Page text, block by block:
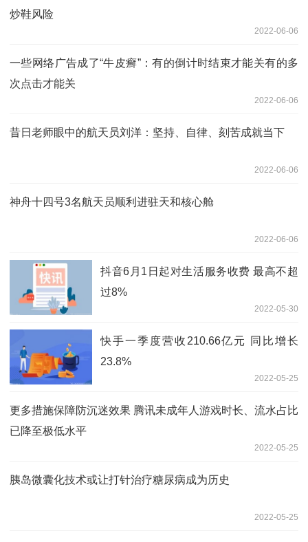
炒鞋风险
2022-06-06
一些网络广告成了“牛皮癣”：有的倒计时结束才能关有的多
次点击才能关
2022-06-06
昔日老师眼中的航天员刘洋：坚持、自律、刻苦成就当下
2022-06-06
神舟十四号3名航天员顺利进驻天和核心舱
2022-06-06
抖音6月1日起对生活服务收费 最高不超
过8%
2022-05-30
快手一季度营收210.66亿元 同比增长
23.8%
2022-05-25
更多措施保障防沉迷效果 腾讯未成年人游戏时长、流水占比
已降至极低水平
2022-05-25
胰岛微囊化技术或让打针治疗糖尿病成为历史
2022-05-25